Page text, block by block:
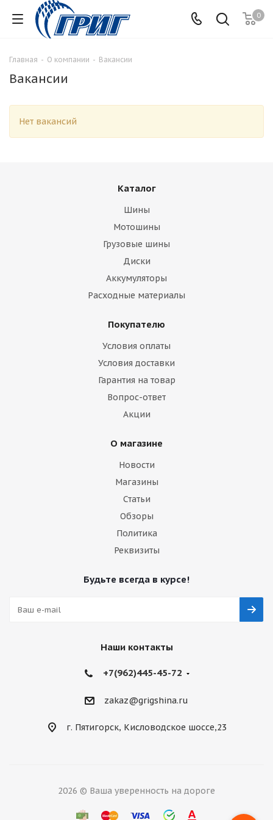
0
Главная - О компании - Вакансии
Вакансии
Нет вакансий
Каталог
Шины
Мотошины
Грузовые шины
Диски
Аккумуляторы
Расходные материалы
Покупателю
Условия оплаты
Условия доставки
Гарантия на товар
Вопрос-ответ
Акции
О магазине
Новости
Магазины
Статьи
Обзоры
Политика
Реквизиты
Будьте всегда в курсе!
Наши контакты
+7(962)445-45-72
zakaz@grigshina.ru
г. Пятигорск, Кисловодское шоссе,23
2026 © Ваша уверенность на дороге